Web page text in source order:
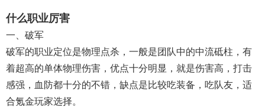
什么职业厉害
一、破军
破军的职业定位是物理点杀，一般是团队中的中流砥柱，有
着超高的单体物理伤害，优点十分明显，就是伤害高，打击
感强，血防都十分的不错，缺点是比较吃装备，吃队友，适
合氪金玩家选择。